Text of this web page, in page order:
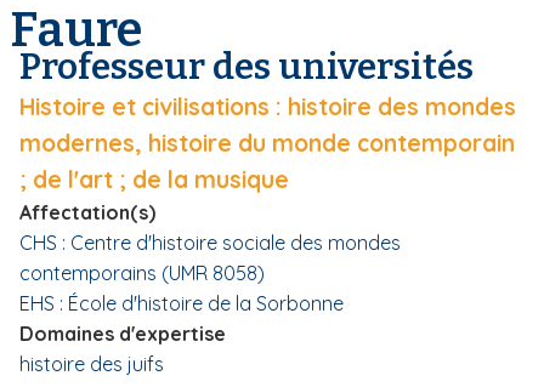
R
D
E
L
N
G
U
E
e
r
r
i
a
n
e
Faure
Professeur des universités
Histoire et civilisations : histoire des mondes
modernes, histoire du monde contemporain
; de l'art ; de la musique
Affectation(s)
CHS : Centre d'histoire sociale des mondes
contemporains (UMR 8058)
EHS : École d'histoire de la Sorbonne
Domaines d'expertise
histoire des juifs